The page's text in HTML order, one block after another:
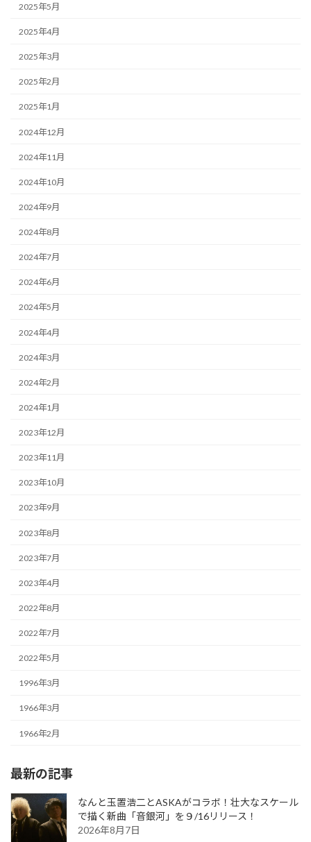
2025年5月
2025年4月
2025年3月
2025年2月
2025年1月
2024年12月
2024年11月
2024年10月
2024年9月
2024年8月
2024年7月
2024年6月
2024年5月
2024年4月
2024年3月
2024年2月
2024年1月
2023年12月
2023年11月
2023年10月
2023年9月
2023年8月
2023年7月
2023年4月
2022年8月
2022年7月
2022年5月
1996年3月
1966年3月
1966年2月
最新の記事
なんと玉置浩二とASKAがコラボ！壮大なスケール
で描く新曲「音銀河」を９/16リリース！
2026年8月7日